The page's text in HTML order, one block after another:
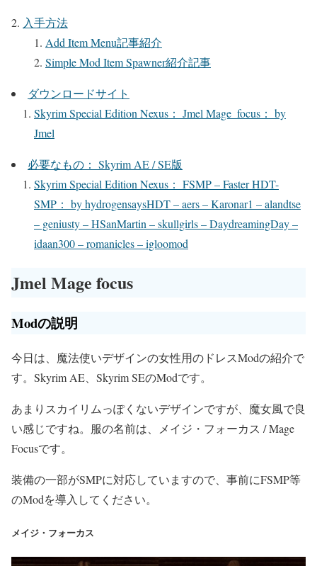
入手方法
Add Item Menu記事紹介
Simple Mod Item Spawner紹介記事
ダウンロードサイト
Skyrim Special Edition Nexus： Jmel Mage_focus： by
Jmel
必要なもの： Skyrim AE / SE版
Skyrim Special Edition Nexus： FSMP – Faster HDT-
SMP： by hydrogensaysHDT – aers – Karonar1 – alandtse
– geniusty – HSanMartin – skullgirls – DaydreamingDay –
idaan300 – romanicles – igloomod
Jmel Mage focus
Modの説明
今日は、魔法使いデザインの女性用のドレスModの紹介で
す。Skyrim AE、Skyrim SEのModです。
あまりスカイリムっぽくないデザインですが、魔女風で良
い感じですね。服の名前は、メイジ・フォーカス / Mage
Focusです。
装備の一部がSMPに対応していますので、事前にFSMP等
のModを導入してください。
メイジ・フォーカス